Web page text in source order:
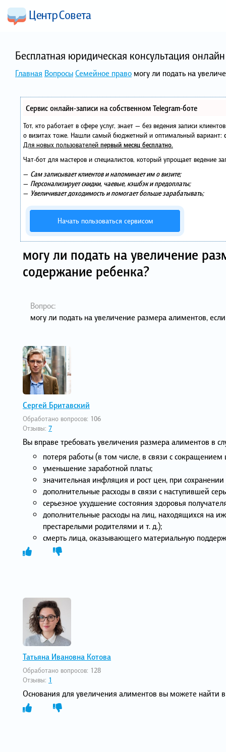
Бесплатная юридическая консультация
Главная ВопросыСемейное право могу ли подать на
Сервис онлайн-записи на собственном Telegram-боте
Тот, кто работает в сфере услуг, знает — без ведения записи
о визитах тоже. Нашли самый бюджетный и оптимальный вариант:
Для новых пользователей первый месяц бесплатно.
Чат-бот для мастеров и специалистов, который упрощает ведение
— Сам записывает клиентов и напоминает им о визите;
— Персонализирует скидки, чаевые, кэшбэк и предоплаты;
— Увеличивает доходимость и помогает больше зарабатывать;
Начать пользоваться сервисом
могу ли подать на увеличение
содержание ребенка?
Вопрос:
могу ли подать на увеличение размера алиментов,
Сергей Бритавский
Обработано вопросов: 106
Отзывы: 7
Вы вправе требовать увеличения размера алиментов в
потеря работы (в том числе, в связи с
уменьшение заработной платы;
значительная инфляция и рост цен, при
дополнительные расходы в связи с наступившей
серьезное ухудшение состояния здоровья
дополнительные расходы на лиц, находящихся на
престарелыми родителями и т. д.);
смерть лица, оказывающего материальную
Татьяна Ивановна Котова
Обработано вопросов: 128
Отзывы: 1
Основания для увеличения алиментов вы можете найти